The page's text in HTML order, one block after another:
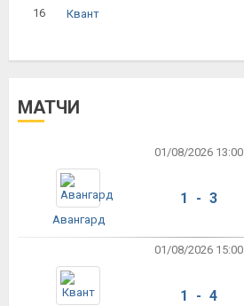
16 Квант
МАТЧИ
01/08/2026 13:00
Авангард
1 - 3
01/08/2026 15:00
1 - 4